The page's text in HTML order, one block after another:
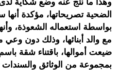
وهذا ما نتج عنه وضع شكاية
الضحية تصريحاتها، مؤكدة
بواسطة استعماله الشعوذة،
مع والد أبنائها، وذلك دون وعي
ضيعت أموالها، باقتناء شقة
بمجموعة من الوثائق والسندات